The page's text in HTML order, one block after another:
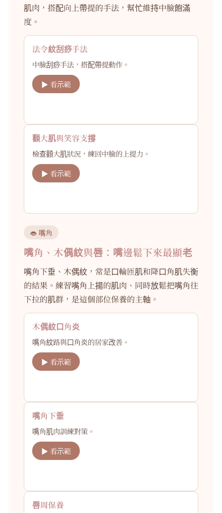
肌肉，搭配向上帶提的手法，幫忙維持中臉飽滿
度。
法令紋刮痧手法
中臉刮痧手法，搭配帶提動作。
▶ 看示範
顴大肌與笑容支撐
檢查顴大肌狀況，練回中臉的上提力。
▶ 看示範
👄 嘴角
嘴角、木偶紋與唇：嘴邊鬆下來最顯老
嘴角下垂、木偶紋，常是口輪匝肌和降口角肌失衡
的結果。練習嘴角上揚的肌肉、同時放鬆把嘴角往
下拉的肌群，是這個部位保養的主軸。
木偶紋口角炎
嘴角紋路與口角炎的居家改善。
▶ 看示範
嘴角下垂
嘴角肌肉訓練對策。
▶ 看示範
唇周保養